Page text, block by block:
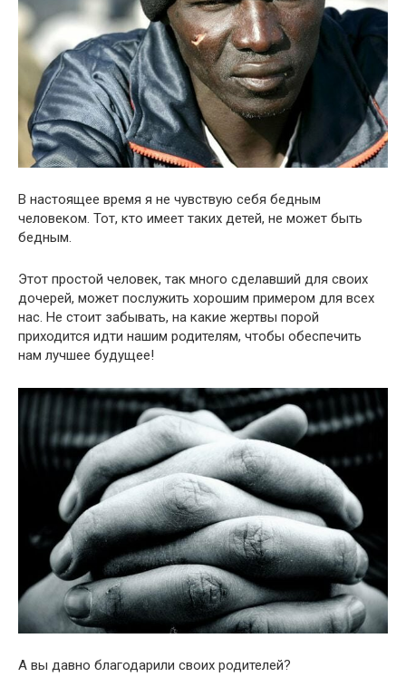
В настоящее время я не чувствую себя бедным
человеком. Тот, кто имеет таких детей, не может быть
бедным.
Этот простой человек, так много сделавший для своих
дочерей, может послужить хорошим примером для всех
нас. Не стоит забывать, на какие жертвы порой
приходится идти нашим родителям, чтобы обеспечить
нам лучшее будущее!
А вы давно благодарили своих родителей?